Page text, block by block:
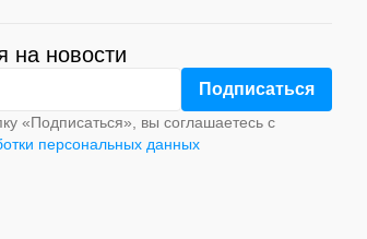
на новости
«Подписаться», вы соглашаетесь с
персональных данных